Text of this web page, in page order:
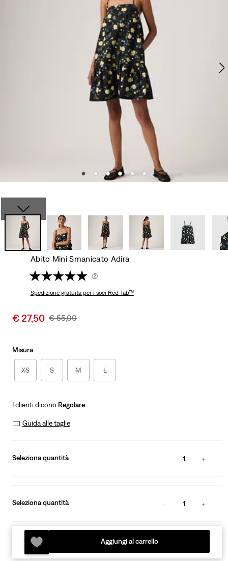
Abito Mini Smanicato Adira
(2)
Spedizione gratuitaper i soci Red Tab™
Sale
€ 27,50 Original
€ 55,00
Misura
XS S M L
I clienti dicono Regolare
Guida alle taglie
Seleziona quantità 1
Seleziona quantità 1
Aggiungi al carrello